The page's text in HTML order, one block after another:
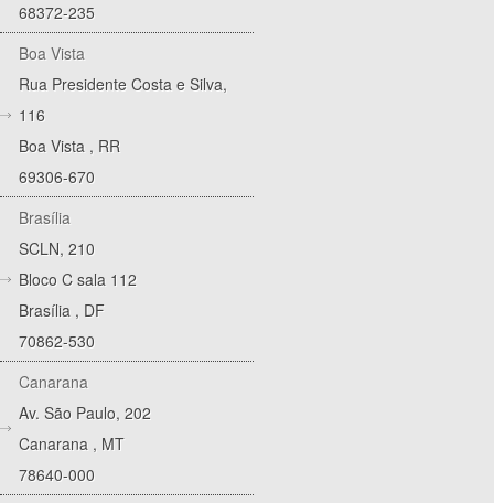
68372-235
Boa Vista
Rua Presidente Costa e Silva,
116
Boa Vista , RR
69306-670
Brasília
SCLN, 210
Bloco C sala 112
Brasília , DF
70862-530
Canarana
Av. São Paulo, 202
Canarana , MT
78640-000